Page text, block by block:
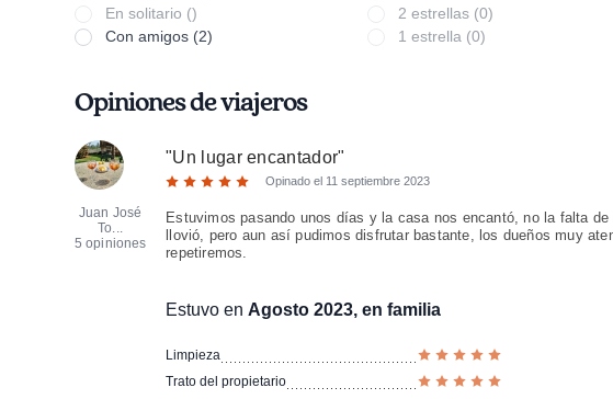
En solitario ()
Con amigos (2)
2 estrellas (0)
1 estrella (0)
Opiniones de viajeros
Juan José
To...
5 opiniones
"Un lugar encantador"
Opinado el 11 septiembre 2023
Estuvimos pasando unos días y la casa nos encantó, no la falta
llovió, pero aun así pudimos disfrutar bastante, los dueños muy
repetiremos.
Estuvo en Agosto 2023, en familia
Limpieza
Trato del propietario